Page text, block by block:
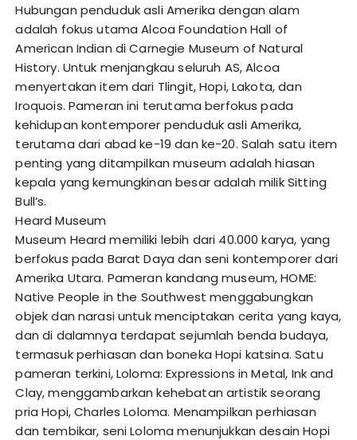
Hubungan penduduk asli Amerika dengan alam
adalah fokus utama Alcoa Foundation Hall of
American Indian di Carnegie Museum of Natural
History. Untuk menjangkau seluruh AS, Alcoa
menyertakan item dari Tlingit, Hopi, Lakota, dan
Iroquois. Pameran ini terutama berfokus pada
kehidupan kontemporer penduduk asli Amerika,
terutama dari abad ke-19 dan ke-20. Salah satu item
penting yang ditampilkan museum adalah hiasan
kepala yang kemungkinan besar adalah milik Sitting
Bull’s.
Heard Museum
Museum Heard memiliki lebih dari 40.000 karya, yang
berfokus pada Barat Daya dan seni kontemporer dari
Amerika Utara. Pameran kandang museum, HOME:
Native People in the Southwest menggabungkan
objek dan narasi untuk menciptakan cerita yang kaya,
dan di dalamnya terdapat sejumlah benda budaya,
termasuk perhiasan dan boneka Hopi katsina. Satu
pameran terkini, Loloma: Expressions in Metal, Ink and
Clay, menggambarkan kehebatan artistik seorang
pria Hopi, Charles Loloma. Menampilkan perhiasan
dan tembikar, seni Loloma menunjukkan desain Hopi